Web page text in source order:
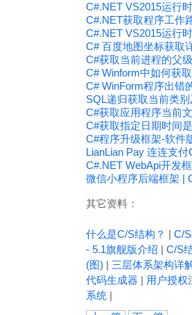
C#.NET VS2015运行
C#.NET获取程序工作
C#.NET VS2015运行
C# 百度地图坐标获取
C#获取当前进程的父
C# Winform中如何获
C# WinForm程序出错
SQL递归获取当前类
C#获取应用程序当前
C#获取指定日期时间
C#程序升级框架-软件
LianLian Pay 连连支
C#.NET WebApi开发
微信小程序后端框架 |
其它资料：
什么是C/S结构？ | C/
- 5.1旗舰版介绍 | C/S
(图) | 三层体系架构详
代码生成器 | 用户授权
系统 |